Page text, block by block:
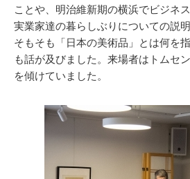
ことや、明治維新期の横浜でビジネ
実業家達の暮らしぶりについての説
そもそも「日本の美術品」とは何を
も話が及びました。来場者はトムセ
を傾けていました。